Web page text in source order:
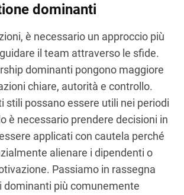
dominanti
è necessario un approccio più
il team attraverso le sfide.
dominanti pongono maggiore
chiare, autorità e controllo.
stili possano essere utili nei periodi
è necessario prendere decisioni in
applicati con cautela perché
alienare i dipendenti o
Passiamo in rassegna
dominanti più comunemente